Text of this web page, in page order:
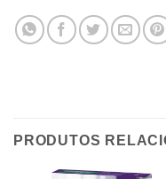
PRODUTOS